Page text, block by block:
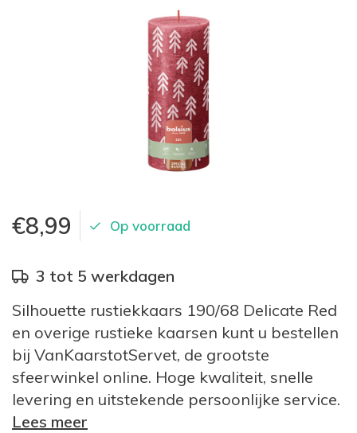
€8,99 Op voorraad
3 tot 5 werkdagen
Silhouette rustiekkaars 190/68 Delicate Red
en overige rustieke kaarsen kunt u bestellen
bij VanKaarstotServet, de grootste
sfeerwinkel online. Hoge kwaliteit, snelle
levering en uitstekende persoonlijke service.
Lees meer